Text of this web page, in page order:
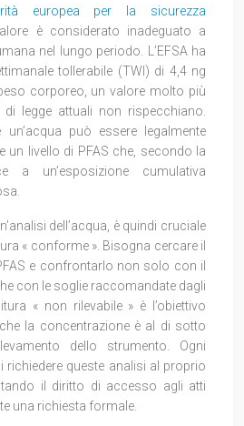
europea per la sicurezza
è considerato inadeguato a
nel lungo periodo. L’EFSA ha
tollerabile (TWI) di 4,4 ng
corporeo, un valore molto più
legge attuali non rispecchiano.
può essere legalmente
un livello di PFAS che, secondo la
a un’esposizione cumulativa
dell’acqua, è quindi cruciale
« conforme ». Bisogna cercare il
e confrontarlo non solo con il
con le soglie raccomandate dagli
« non rilevabile » è l’obiettivo
la concentrazione è al di sotto
dello strumento. Ogni
richiedere queste analisi al proprio
il diritto di accesso agli atti
una richiesta formale.